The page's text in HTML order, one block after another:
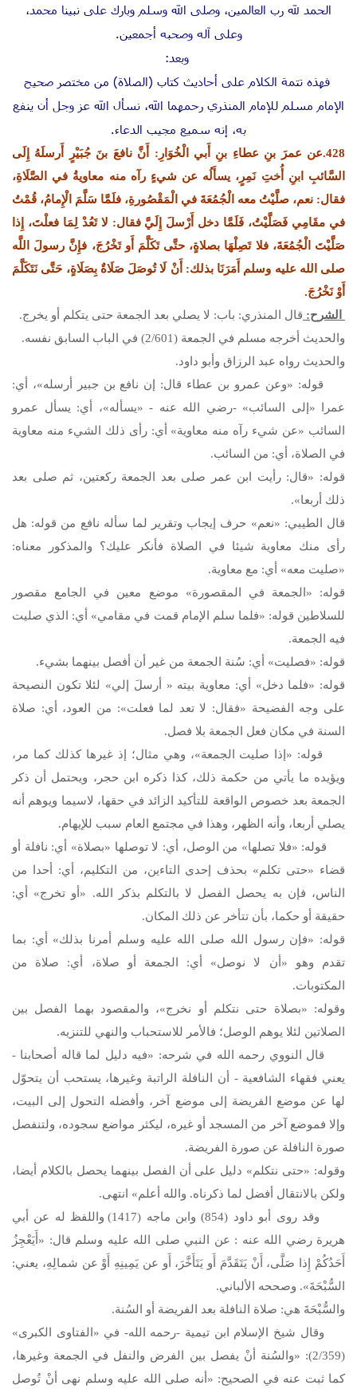
الحمد لله رب العالمين، وصلى الله وسلم وبارك على نبينا محمد،
وعلى آله وصحبه أجمعين.
وبعد:
فهذه تتمة الكلام على أحاديث كتاب (الصلاة) من مختصر صحيح
الإمام مسلم للإمام المنذري رحمهما الله، نسأل الله عز وجل أن ينفع
به، إنه سميع مجيب الدعاء.
428.عن عمرَ بنِ عطاءِ بنِ أَبي الْخُوَارِ: أَنَّ نافعَ بنَ جُبَيْرٍ أَرسلَهُ إِلَى
السَّائبِ ابنِ أُختِ نَمِرٍ، يسأَلُه عن شيءٍ رآه منه معاويةُ في الصَّلَاةِ،
فقال: نعم، صلَّيْتُ معه الْجُمُعَةَ في الْمَقْصُورةِ، فلَمَّا سَلَّمَ الْإِمامُ، قُمْتُ
في مقَامِي فَصَلَّيْتُ، فَلَمَّا دخل أَرْسلَ إِلَيَّ فقال: لا تَعُدْ لِمَا فعلْتَ، إِذا
صَلَّيْتَ الْجُمُعَةَ، فلا تَصِلْهَا بصلاةٍ، حتَّى تَكَلَّمَ أَو تَخْرُجَ، فإِنَّ رسولَ اللَّه
صلى الله عليه وسلم أَمَرَنَا بذلك: أَنْ لَا تُوصَلَ صَلَاةٌ بِصَلَاةٍ، حَتَّى نَتَكَلَّمَ
أَوْ نَخْرُجَ.
الشرح: قال المنذري: باب: لا يصلي بعد الجمعة حتى يتكلم أو يخرج.
والحديث أخرجه مسلم في الجمعة (2/601) في الباب السابق نفسه.
والحديث رواه عبد الرزاق وأبو داود.
قوله: «وعن عمرو بن عطاء قال: إن نافع بن جبير أرسله»، أي:
عمرا «إلى السائب» -رضي الله عنه - «يسأله»، أي: يسأل عمرو
السائب «عن شيء رآه منه معاوية» أي: رأى ذلك الشيء منه معاوية
في الصلاة، أي: من السائب.
قوله: «قال: رأيت ابن عمر صلى بعد الجمعة ركعتين، ثم صلى بعد
ذلك أربعا».
قال الطيبي: «نعم» حرف إيجاب وتقرير لما سأله نافع من قوله: هل
رأى منك معاوية شيئا في الصلاة فأنكر عليك؟ والمذكور معناه:
«صليت معه» أي: مع معاوية.
قوله: «الجمعة في المقصورة» موضع معين في الجامع مقصور
للسلاطين قوله: «فلما سلم الإمام قمت في مقامي» أي: الذي صليت
فيه الجمعة.
قوله: «فصليت» أي: سُنة الجمعة من غير أن أفصل بينهما بشيء.
قوله: «فلما دخل» أي: معاوية بيته « أرسلَ إلي» لئلا تكون النصيحة
على وجه الفضيحة «فقال: لا تعد لما فعلت»: من العود، أي: صلاة
السنة في مكان فعل الجمعة بلا فصل.
قوله: «إذا صليت الجمعة»، وهي مثال؛ إذ غيرها كذلك كما مر،
ويؤيده ما يأتي من حكمة ذلك، كذا ذكره ابن حجر، ويحتمل أن ذكر
الجمعة بعد خصوص الواقعة للتأكيد الزائد في حقها، لاسيما ويوهم أنه
يصلي أربعا، وأنه الظهر، وهذا في مجتمع العام سبب للإيهام.
قوله: «فلا تصلها» من الوصل، أي: لا توصلها «بصلاة» أي: نافلة أو
قضاء «حتى تكلم» بحذف إحدى التاءين، من التكليم، أي: أحدا من
الناس، فإن به يحصل الفصل لا بالتكلم بذكر الله. «أو تخرج» أي:
حقيقة أو حكما، بأن تتأخر عن ذلك المكان.
قوله: «فإن رسول الله صلى الله عليه وسلم أمرنا بذلك» أي: بما
تقدم وهو «أن لا نوصل» أي: الجمعة أو صلاة، أي: صلاة من
المكتوبات.
وقوله: «بصلاة حتى نتكلم أو نخرج»، والمقصود بهما الفصل بين
الصلاتين لئلا يوهم الوصل؛ فالأمر للاستحباب والنهي للتنزيه.
قال النووي رحمه الله في شرحه: «فيه دليل لما قاله أصحابنا -
يعني فقهاء الشافعية - أن النافلة الراتبة وغيرها، يستحب أن يتحوّل
لها عن موضع الفريضة إلى موضع آخر، وأفضله التحول إلى البيت،
وإلا فموضع آخر من المسجد أو غيره، ليكثر مواضع سجوده، ولتنفصل
صورة النافلة عن صورة الفريضة.
وقوله: «حتى نتكلم» دليل على أن الفصل بينهما يحصل بالكلام أيضا،
ولكن بالانتقال أفضل لما ذكرناه. والله أعلم» انتهى.
وقد روى أبو داود (854) وابن ماجه (1417) واللفظ له عن أبي
هريرة رضي الله عنه : عن النبي صلى الله عليه وسلم قال: «أَيَعْجِزُ
أَحَدُكُمْ إِذا صَلَّى، أَنْ يَتَقَدَّمَ أَو يَتَأَخَّرَ، أَو عن يَمِينِهِ أَوْ عن شمالِهِ، يعني:
السُّبْحَةَ». وصححه الألباني.
والسُّبْحَةَ هي: صلاة النافلة بعد الفريضة أو السُنة.
وقال شيخ الإسلام ابن تيمية -رحمه الله- في «الفتاوى الكبرى»
(2/359): «والسُنة أنْ يفصل بين الفرض والنفل في الجمعة وغيرها،
كما ثبت عنه في الصحيح: «أنه صلى الله عليه وسلم نهى أنْ تُوصل